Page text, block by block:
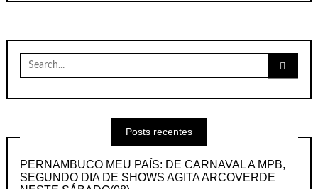
Search
for:
Posts recentes
PERNAMBUCO MEU PAÍS: DE CARNAVAL A MPB,
SEGUNDO DIA DE SHOWS AGITA ARCOVERDE